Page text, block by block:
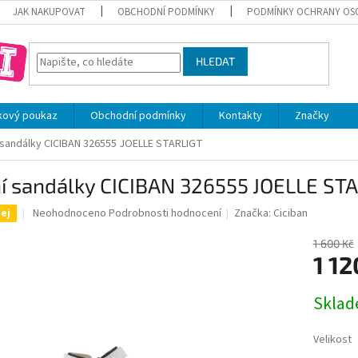
JAK NAKUPOVAT OBCHODNÍ PODMÍNKY PODMÍNKY OCHRANY
HLEDAT
poukaz Obchodní podmínky Kontakty
Značky
CICIBAN 326555 JOELLE STARLIGT
sandálky CICIBAN 326555 JOELLE
Průměrné
Neohodnoceno Podrobnosti hodnocení Značka: Ciciban
1 600 Kč
1
cena:
Velikost